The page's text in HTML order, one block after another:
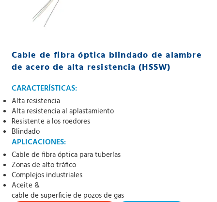
Cable de fibra óptica blindado de alambre
de acero de alta resistencia (HSSW)
CARACTERÍSTICAS:
Alta resistencia
Alta resistencia al aplastamiento
Resistente a los roedores
Blindado
APLICACIONES:
Cable de fibra óptica para tuberías
Zonas de alto tráfico
Complejos industriales
Aceite &
cable de superficie de pozos de gas